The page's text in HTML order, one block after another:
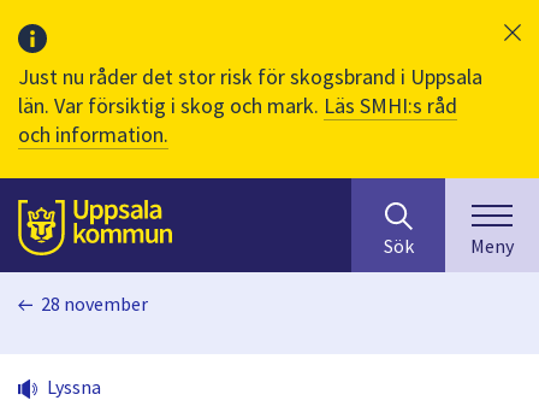
Just nu råder det stor risk för skogsbrand i Uppsala
län. Var försiktig i skog och mark. Läs SMHI:s råd
och information.
Till sidans
huvudinnehåll
efter
innehåll
på
Sök Meny
28 november
Lyssna